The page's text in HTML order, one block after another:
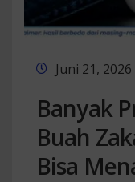
Juni 21, 2026
Banyak
Buah
Bisa